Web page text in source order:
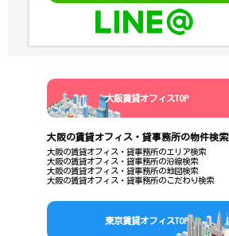
大阪賃貸オフィスTOP
大阪の賃貸オフィス・貸事務所の物件検索
大阪の賃貸オフィス・貸事務所のエリア検索
大阪の賃貸オフィス・貸事務所の沿線検索
大阪の賃貸オフィス・貸事務所の地図検索
大阪の賃貸オフィス・貸事務所のこだわり検索
東京賃貸オフィスTOP